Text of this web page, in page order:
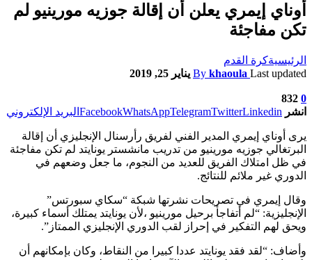
أوناي إيمري يعلن أن إقالة جوزيه مورينيو لم
تكن مفاجئة
الرئيسيةكرة القدم
By khaoula Last updated يناير 25, 2019
0
832
انشر
FacebookWhatsAppTelegramTwitterLinkedin البريد الإلكتروني
يرى أوناي إيمري المدير الفني لفريق رأرسنال الإنجليزي أن إقالة
البرتغالي جوزيه مورينيو من تدريب مانشستر يونايتد لم تكن مفاجئة
في ظل امتلاك الفريق للعديد من النجوم، ما جعل وضعهم في
الدوري غير ملائم للنتائج.
وقال إيمري في تصريحات نشرتها شبكة “سكاي سبورتس”
الإنجليزية: “لم أتفاجأ برحيل مورينيو ،لأن يونايتد يمتلك أسماء كبيرة،
ويحق لهم التفكير في إحراز لقب الدوري الإنجليزي الممتاز”.
وأضاف: “لقد فقد يونايتد عددا كبيرا من النقاط، وكان بإمكانهم أن